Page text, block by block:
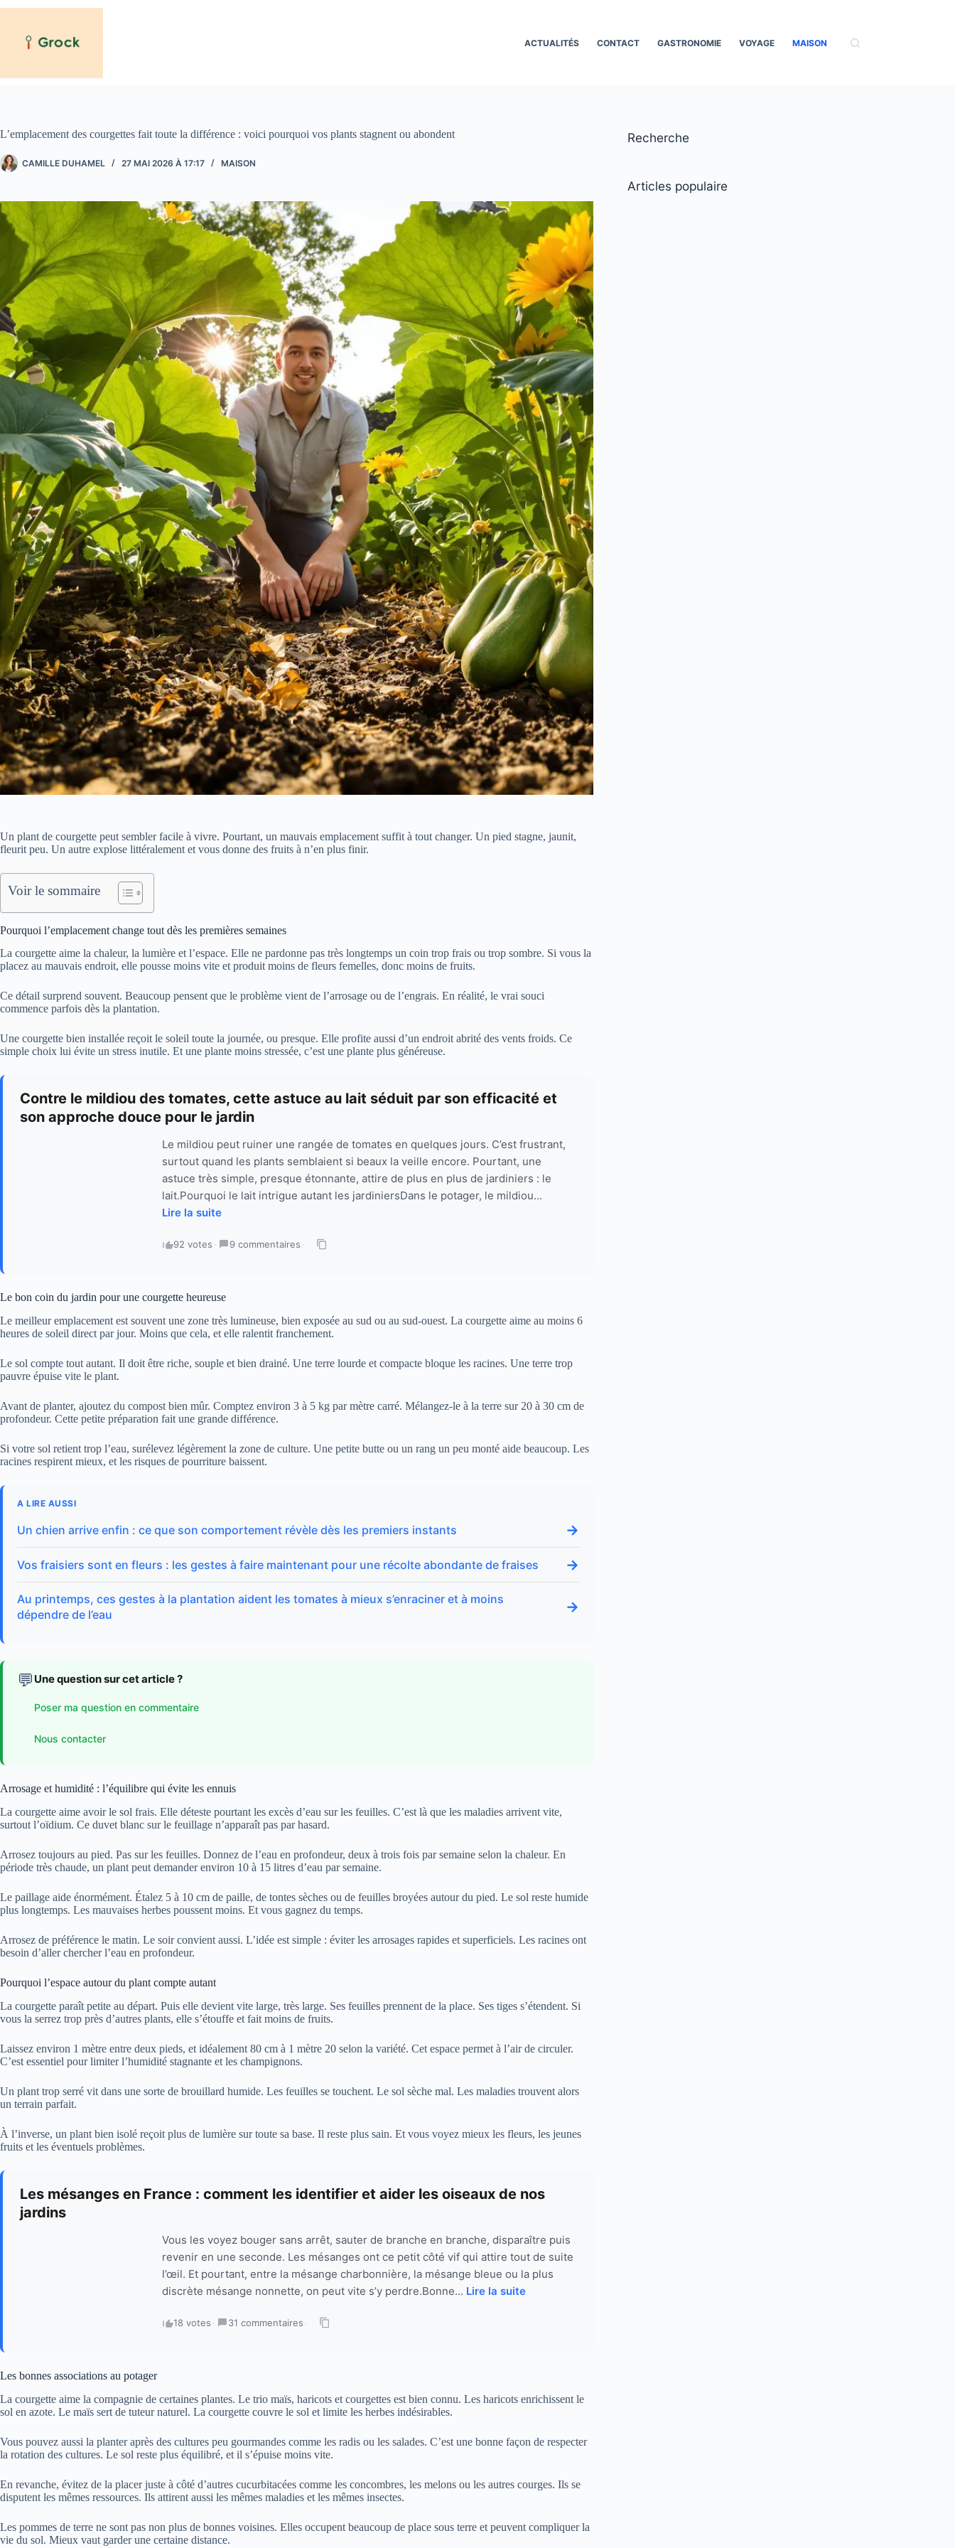
Passer
ACTUALITÉS CONTACT GASTRONOMIE VOYAGE MAISON
L’emplacement des courgettes fait toute la différence : voici pourquoi vos plants stagnent ou abondent
CAMILLE DUHAMEL 27 MAI 2026 À 17:17 MAISON
Un plant de courgette peut sembler facile à vivre. Pourtant, un mauvais emplacement suffit à tout changer. Un pied stagne, jaunit,
fleurit peu. Un autre explose littéralement et vous donne des fruits à n’en plus finir.
Voir le sommaire
Pourquoi l’emplacement change tout dès les premières semaines
La courgette aime la chaleur, la lumière et l’espace. Elle ne pardonne pas très longtemps un coin trop frais ou trop sombre. Si vous la
placez au mauvais endroit, elle pousse moins vite et produit moins de fleurs femelles, donc moins de fruits.
Ce détail surprend souvent. Beaucoup pensent que le problème vient de l’arrosage ou de l’engrais. En réalité, le vrai souci
commence parfois dès la plantation.
Une courgette bien installée reçoit le soleil toute la journée, ou presque. Elle profite aussi d’un endroit abrité des vents froids. Ce
simple choix lui évite un stress inutile. Et une plante moins stressée, c’est une plante plus généreuse.
Contre le mildiou des tomates, cette astuce au lait séduit par son efficacité et
son approche douce pour le jardin
Le mildiou peut ruiner une rangée de tomates en quelques jours. C’est frustrant,
surtout quand les plants semblaient si beaux la veille encore. Pourtant, une
astuce très simple, presque étonnante, attire de plus en plus de jardiniers : le
lait.Pourquoi le lait intrigue autant les jardiniersDans le potager, le mildiou...
Lire la suite
92 votes · 9 commentaires ·
Le bon coin du jardin pour une courgette heureuse
Le meilleur emplacement est souvent une zone très lumineuse, bien exposée au sud ou au sud-ouest. La courgette aime au moins 6
heures de soleil direct par jour. Moins que cela, et elle ralentit franchement.
Le sol compte tout autant. Il doit être riche, souple et bien drainé. Une terre lourde et compacte bloque les racines. Une terre trop
pauvre épuise vite le plant.
Avant de planter, ajoutez du compost bien mûr. Comptez environ 3 à 5 kg par mètre carré. Mélangez-le à la terre sur 20 à 30 cm de
profondeur. Cette petite préparation fait une grande différence.
Si votre sol retient trop l’eau, surélevez légèrement la zone de culture. Une petite butte ou un rang un peu monté aide beaucoup. Les
racines respirent mieux, et les risques de pourriture baissent.
A LIRE AUSSI
Un chien arrive enfin : ce que son comportement révèle dès les premiers instants →
Vos fraisiers sont en fleurs : les gestes à faire maintenant pour une récolte abondante de fraises →
Au printemps, ces gestes à la plantation aident les tomates à mieux s’enraciner et à moins
dépendre de l’eau
→
💬 Une question sur cet article ?
Poser ma question en commentaire
Nous contacter
Arrosage et humidité : l’équilibre qui évite les ennuis
La courgette aime avoir le sol frais. Elle déteste pourtant les excès d’eau sur les feuilles. C’est là que les maladies arrivent vite,
surtout l’oïdium. Ce duvet blanc sur le feuillage n’apparaît pas par hasard.
Arrosez toujours au pied. Pas sur les feuilles. Donnez de l’eau en profondeur, deux à trois fois par semaine selon la chaleur. En
période très chaude, un plant peut demander environ 10 à 15 litres d’eau par semaine.
Le paillage aide énormément. Étalez 5 à 10 cm de paille, de tontes sèches ou de feuilles broyées autour du pied. Le sol reste humide
plus longtemps. Les mauvaises herbes poussent moins. Et vous gagnez du temps.
Arrosez de préférence le matin. Le soir convient aussi. L’idée est simple : éviter les arrosages rapides et superficiels. Les racines ont
besoin d’aller chercher l’eau en profondeur.
Pourquoi l’espace autour du plant compte autant
La courgette paraît petite au départ. Puis elle devient vite large, très large. Ses feuilles prennent de la place. Ses tiges s’étendent. Si
vous la serrez trop près d’autres plants, elle s’étouffe et fait moins de fruits.
Laissez environ 1 mètre entre deux pieds, et idéalement 80 cm à 1 mètre 20 selon la variété. Cet espace permet à l’air de circuler.
C’est essentiel pour limiter l’humidité stagnante et les champignons.
Un plant trop serré vit dans une sorte de brouillard humide. Les feuilles se touchent. Le sol sèche mal. Les maladies trouvent alors
un terrain parfait.
À l’inverse, un plant bien isolé reçoit plus de lumière sur toute sa base. Il reste plus sain. Et vous voyez mieux les fleurs, les jeunes
fruits et les éventuels problèmes.
Les mésanges en France : comment les identifier et aider les oiseaux de nos
jardins
Vous les voyez bouger sans arrêt, sauter de branche en branche, disparaître puis
revenir en une seconde. Les mésanges ont ce petit côté vif qui attire tout de suite
l’œil. Et pourtant, entre la mésange charbonnière, la mésange bleue ou la plus
discrète mésange nonnette, on peut vite s’y perdre.Bonne... Lire la suite
18 votes · 31 commentaires ·
Les bonnes associations au potager
La courgette aime la compagnie de certaines plantes. Le trio maïs, haricots et courgettes est bien connu. Les haricots enrichissent le
sol en azote. Le maïs sert de tuteur naturel. La courgette couvre le sol et limite les herbes indésirables.
Vous pouvez aussi la planter après des cultures peu gourmandes comme les radis ou les salades. C’est une bonne façon de respecter
la rotation des cultures. Le sol reste plus équilibré, et il s’épuise moins vite.
En revanche, évitez de la placer juste à côté d’autres cucurbitacées comme les concombres, les melons ou les autres courges. Ils se
disputent les mêmes ressources. Ils attirent aussi les mêmes maladies et les mêmes insectes.
Les pommes de terre ne sont pas non plus de bonnes voisines. Elles occupent beaucoup de place sous terre et peuvent compliquer la
vie du sol. Mieux vaut garder une certaine distance.
Recherche
Articles populaire